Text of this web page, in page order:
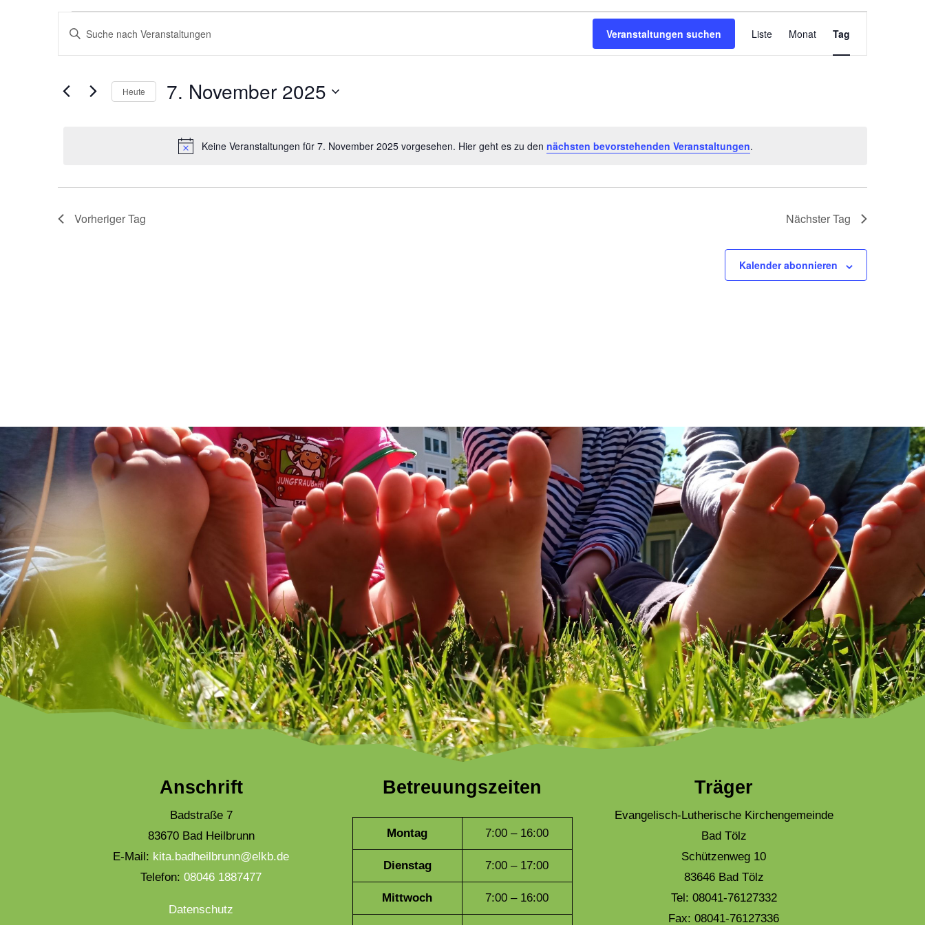
Veranstaltungen
für
7.
November
2025
Hinweis
Keine Veranstaltungen für 7. November 2025 vorgesehen. Hier geht es zu den nächsten bevorstehenden Veranstaltungen.
Veranstaltungen
Suche
und
Ansichten,
Navigation
Bitte
eingeben.
nach
Veranstaltungen suchen
Veranstaltung
Ansichten-
Navigation
Liste Monat Tag
Heute 7. November 2025
Vorheriger Tag Nächster Tag
Kalender abonnieren
Anschrift
Badstraße 7
83670 Bad Heilbrunn
E-Mail: kita.badheilbrunn@elkb.de
Telefon:08046 1887477
Datenschutz
Betreuungszeiten
Montag 7:00 – 16:00
Dienstag 7:00 – 17:00
Mittwoch 7:00 – 16:00
Träger
Evangelisch-Lutherische Kirchengemeinde
Bad Tölz
Schützenweg 10
83646 Bad Tölz
Tel: 08041-76127332
Fax: 08041-76127336